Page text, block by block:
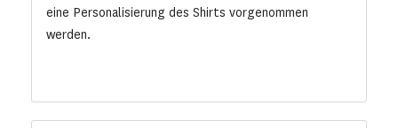
eine Personalisierung des Shirts vorgenommen
werden.